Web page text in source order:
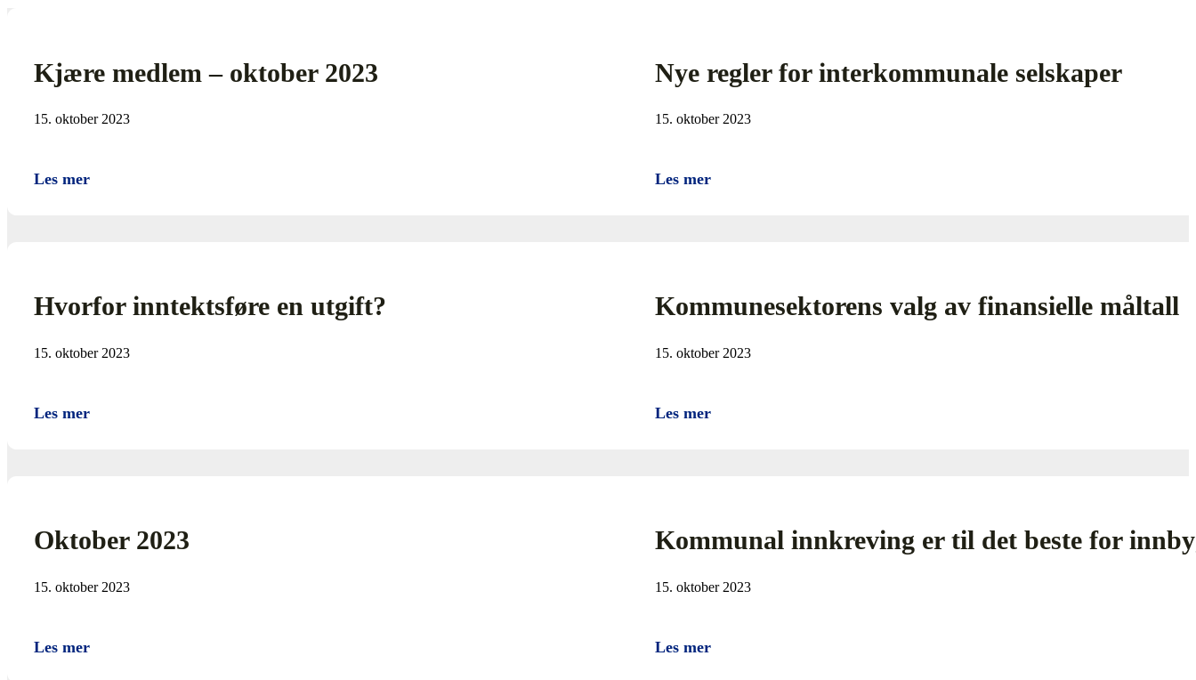
Kjære medlem – oktober 2023
15. oktober 2023
Les mer
Nye regler for interkommunale selskaper
15. oktober 2023
Les mer
Hvorfor inntektsføre en utgift?
15. oktober 2023
Les mer
Kommunesektorens valg av finansielle måltall
15. oktober 2023
Les mer
Oktober 2023
15. oktober 2023
Les mer
Kommunal innkreving er til det beste for
15. oktober 2023
Les mer